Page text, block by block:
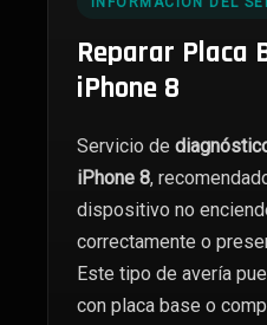
Reparar Placa
iPhone 8
Servicio de
iPhone 8,
dispositivo no
correctamente o
Este tipo de avería
con placa base o